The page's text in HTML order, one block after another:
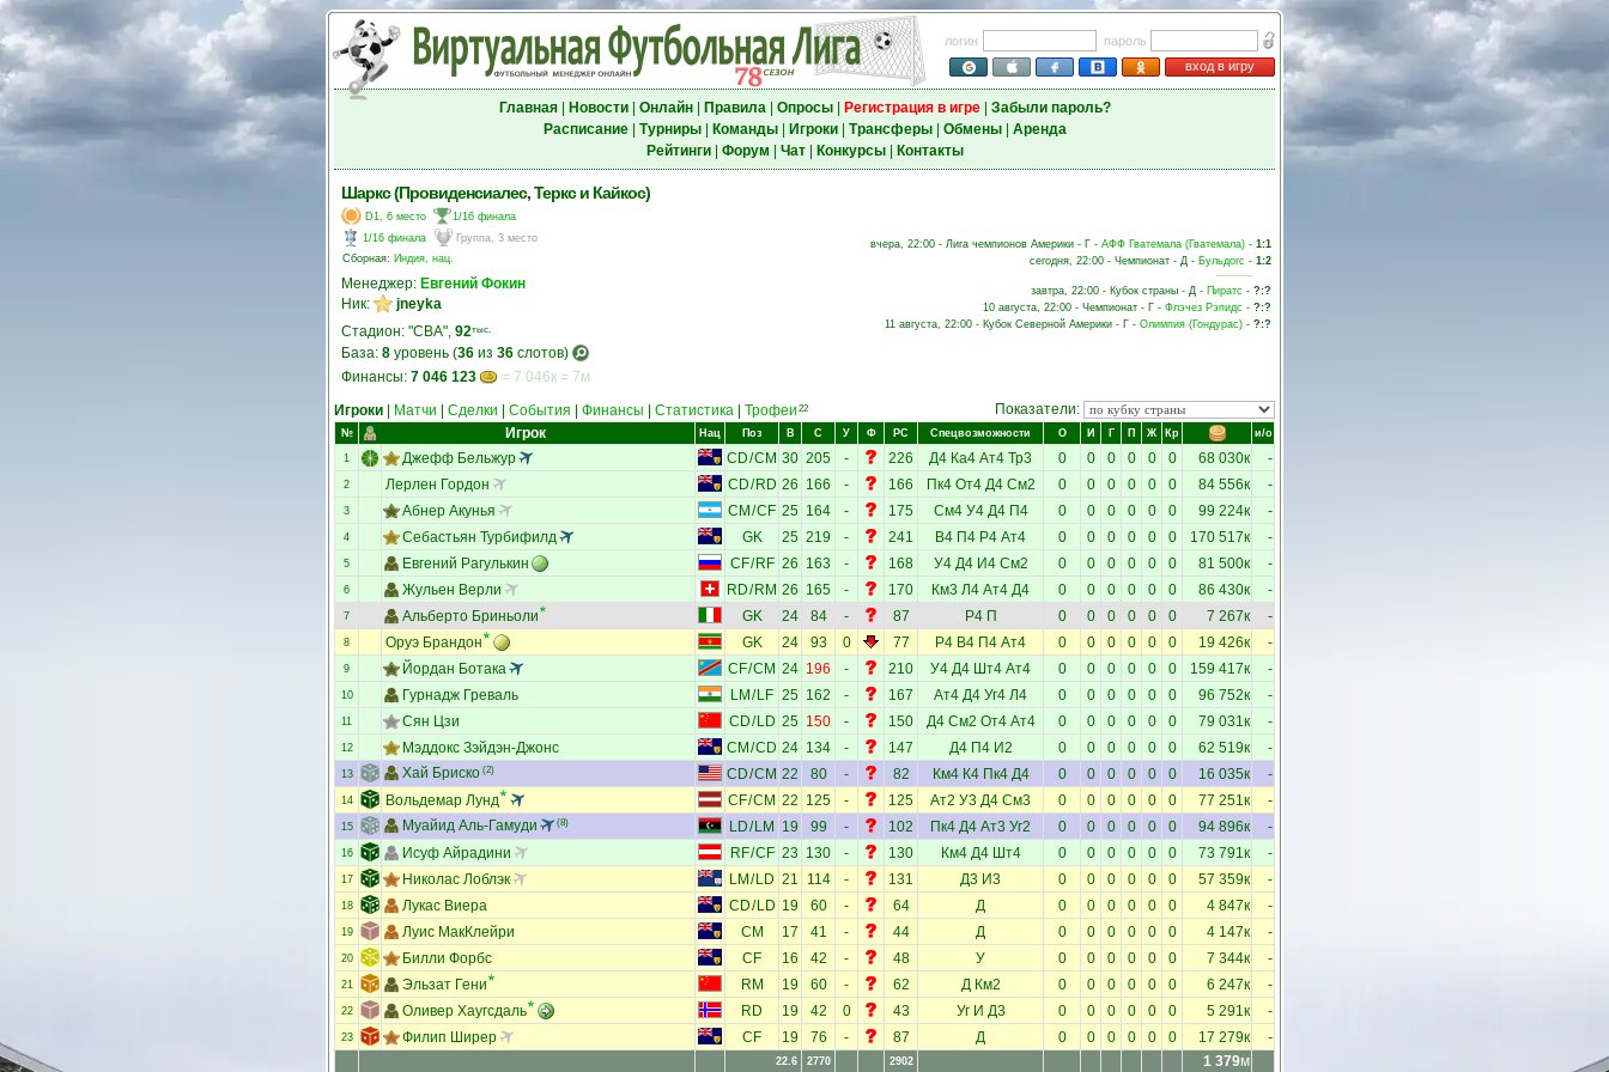
логин
пароль
вход в игру
Главная| Новости| Онлайн| Правила| Опросы| Регистрация в игре| Забыли пароль?
Расписание| Турниры| Команды| Игроки| Трансферы| Обмены| Аренда
Рейтинги| Форум Чат| Конкурсы| Контакты
Шаркс (Провиденсиалес, Теркс и Кайкос)
D1, 6 место
1/16 финала
1/16 финала
Группа, 3 место
Сборная: Индия, нац.
Менеджер: Евгений Фокин
Ник:
jneyka
Стадион: "СВА", 92тыс.
База: 8 уровень (36 из 36 слотов)
Финансы: 7 046 123 = 7 046к = 7м
вчера, 22:00 - Лига чемпионов Америки - Г - АФФ Гватемала (Гватемала) - 1:1
сегодня, 22:00 - Чемпионат - Д - Бульдогс - 1:2
завтра, 22:00 - Кубок страны - Д - Пиратс - ?:?
10 августа, 22:00 - Чемпионат - Г - Флэчез Рэпидс - ?:?
11 августа, 22:00 - Кубок Северной Америки - Г - Олимпия (Гондурас) - ?:?
Игроки Матчи Сделки События Финансы Статистика Трофеи 22 Показатели:
№ Игрок Нац Поз В С У Ф РС Спецвозможности О И Г П Ж Кр и/о
1 Джефф Бельжур CD/CM 30 205 - 226 Д4 Ка4 Ат4 Тр3 0 0 0 0 0 0 68 030к -
2 Лерлен Гордон CD/RD 26 166 - 166 Пк4 От4 Д4 См2 0 0 0 0 0 0 84 556к -
3 Абнер Акунья CM /CF 25 164 - 175 См4 У4 Д4 П4 0 0 0 0 0 0 99 224к -
4 Себастьян Турбифилд GK 25 219 - 241 В4 П4 Р4 Ат4 0 0 0 0 0 0 170 517к -
5 Евгений Рагулькин CF/RF 26 163 - 168 У4 Д4 И4 См2 0 0 0 0 0 0 81 500к -
6 Жульен Верли RD/ RM 26 165 - 170 Км3 Л4 Ат4 Д4 0 0 0 0 0 0 86 430к -
7 Альберто Бриньоли GK 24 84 - 87 Р4 П 0 0 0 0 0 0 7 267к -
8 Оруэ Брандон GK 24 93 0 77 Р4 В4 П4 Ат4 0 0 0 0 0 0 19 426к -
9 Йордан Ботака CF/CM 24 196 - 210 У4 Д4 Шт4 Ат4 0 0 0 0 0 0 159 417к -
10 Гурнадж Греваль LM / LF 25 162 - 167 Ат4 Д4 Уг4 Л4 0 0 0 0 0 0 96 752к -
11 Сян Цзи CD/LD 25 150 - 150 Д4 См2 От4 Ат4 0 0 0 0 0 0 79 031к -
12 Мэддокс Зэйдэн-Джонс CM /CD 24 134 - 147 Д4 П4 И2 0 0 0 0 0 0 62 519к -
13 Хай Бриско (2) CD/CM 22 80 - 82 Км4 К4 Пк4 Д4 0 0 0 0 0 0 16 035к -
14 Вольдемар Лунд CF/CM 22 125 - 125 Ат2 У3 Д4 См3 0 0 0 0 0 0 77 251к -
15 Муайид Аль-Гамуди (8) LD/ LM 19 99 - 102 Пк4 Д4 Ат3 Уг2 0 0 0 0 0 0 94 896к -
16 Исуф Айрадини RF/CF 23 130 - 130 Км4 Д4 Шт4 0 0 0 0 0 0 73 791к -
17 Николас Лоблэк LM / LD 21 114 - 131 Д3 И3 0 0 0 0 0 0 57 359к -
18 Лукас Виера CD/LD 19 60 - 64 Д 0 0 0 0 0 0 4 847к -
19 Луис МакКлейри CM 17 41 - 44 Д 0 0 0 0 0 0 4 147к -
20 Билли Форбс CF 16 42 - 48 У 0 0 0 0 0 0 7 344к -
21 Эльзат Гени RM 19 60 - 62 Д Км2 0 0 0 0 0 0 6 247к -
22 Оливер Хаугсдаль RD 19 42 0 43 Уг И Д3 0 0 0 0 0 0 5 291к -
23 Филип Ширер CF 19 76 - 87 Д 0 0 0 0 0 0 17 279к -
22.6 2770 2902 1 379м